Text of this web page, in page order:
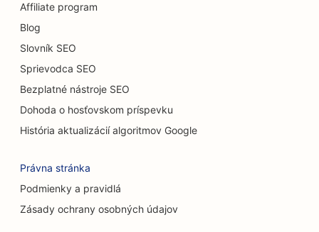
SEO pre predajcov áut
SEO pre upratovacie služby
SEO pre chiropraktikov
SEO pre služby chemického peelingu
SEO pre kraniofaciálnych chirurgov
SEO pre kaviarne
Affiliate program
Blog
Slovník SEO
Sprievodca SEO
Bezplatné nástroje SEO
Dohoda o hosťovskom príspevku
História aktualizácií algoritmov Google
Právna stránka
Podmienky a pravidlá
Zásady ochrany osobných údajov